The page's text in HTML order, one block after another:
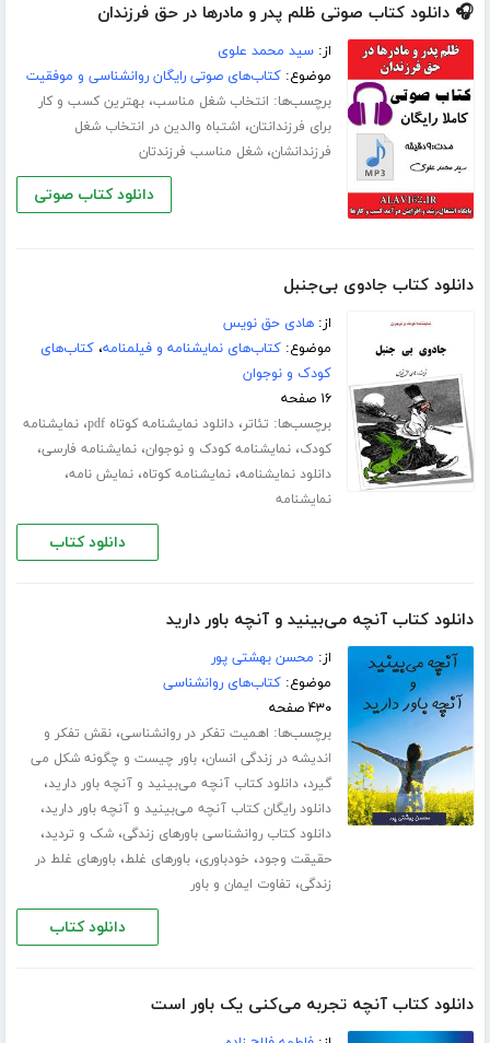
🎧 دانلود کتاب صوتی ظلم پدر و مادرها در حق فرزندان
از:سید محمد علوی
موضوع:کتاب‌های صوتی رایگان روانشناسی و موفقیت
برچسب‌ها: انتخاب شغل مناسب،بهترین کسب و کار
برای فرزندانتان، اشتباه والدین در انتخاب شغل
فرزندانشان،شغل مناسب فرزندتان
دانلود کتاب صوتی
دانلود کتاب جادوی بی‌جنبل
از:هادی حق نویس
موضوع:کتاب‌های نمایشنامه و فیلمنامه،کتاب‌های
کودک و نوجوان
۱۶ صفحه
برچسب‌ها: تئاتر،دانلود نمایشنامه کوتاه pdf ،نمایشنامه
کودک،نمایشنامه کودک و نوجوان،نمایشنامه فارسی،
دانلود نمایشنامه،نمایشنامه کوتاه،نمایش نامه،
نمایشنامه
دانلود کتاب
دانلود کتاب آنچه می‌بینید و آنچه باور دارید
از: محسن بهشتی پور
موضوع:کتاب‌های روانشناسی
۴۳۰ صفحه
برچسب‌ها: اهمیت تفکر در روانشناسی،نقش تفکر و
اندیشه در زندگی انسان،باور چیست و چگونه شکل می
گیرد،دانلود کتاب آنچه می‌بینید و آنچه باور دارید،
دانلود رایگان کتاب آنچه می‌بینید و آنچه باور دارید،
دانلود کتاب روانشناسی باورهای زندگی،شک و تردید،
حقیقت وجود، خودباوری،باورهای غلط،باورهای غلط در
زندگی، تفاوت ایمان و باور
دانلود کتاب
دانلود کتاب آنچه تجربه می‌کنی یک باور است